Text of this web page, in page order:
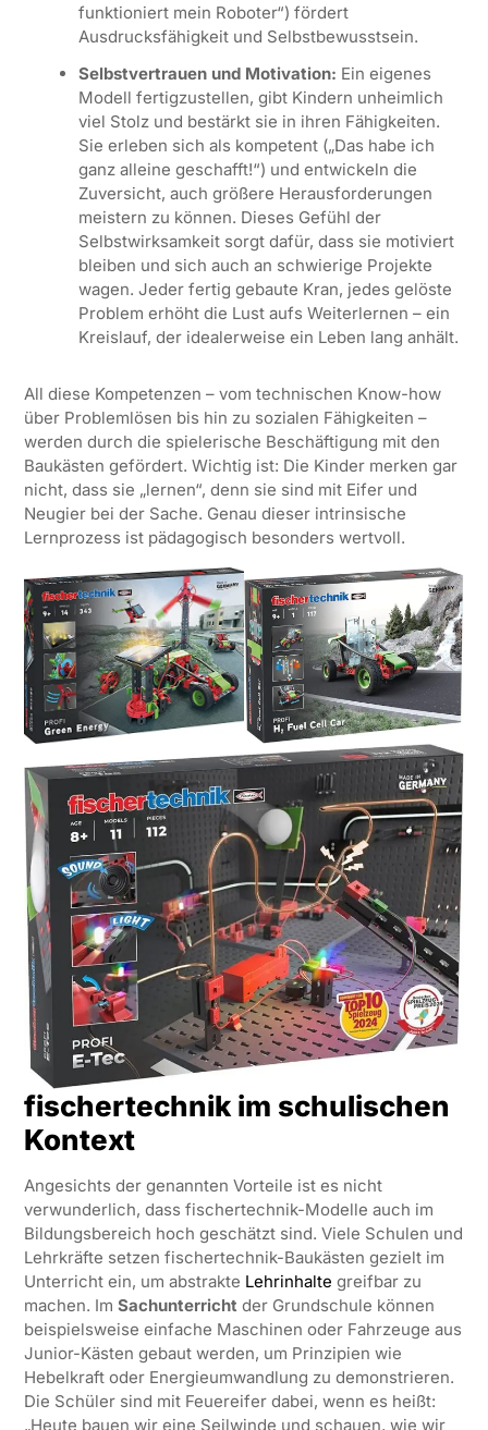
funktioniert mein Roboter“) fördert
Ausdrucksfähigkeit und Selbstbewusstsein.
Selbstvertrauen und Motivation: Ein eigenes
Modell fertigzustellen, gibt Kindern unheimlich
viel Stolz und bestärkt sie in ihren Fähigkeiten.
Sie erleben sich als kompetent („Das habe ich
ganz alleine geschafft!“) und entwickeln die
Zuversicht, auch größere Herausforderungen
meistern zu können. Dieses Gefühl der
Selbstwirksamkeit sorgt dafür, dass sie motiviert
bleiben und sich auch an schwierige Projekte
wagen. Jeder fertig gebaute Kran, jedes gelöste
Problem erhöht die Lust aufs Weiterlernen – ein
Kreislauf, der idealerweise ein Leben lang anhält.
All diese Kompetenzen – vom technischen Know-how
über Problemlösen bis hin zu sozialen Fähigkeiten –
werden durch die spielerische Beschäftigung mit den
Baukästen gefördert. Wichtig ist: Die Kinder merken gar
nicht, dass sie „lernen“, denn sie sind mit Eifer und
Neugier bei der Sache. Genau dieser intrinsische
Lernprozess ist pädagogisch besonders wertvoll.
fischertechnik im schulischen
Kontext
Angesichts der genannten Vorteile ist es nicht
verwunderlich, dass fischertechnik-Modelle auch im
Bildungsbereich hoch geschätzt sind. Viele Schulen und
Lehrkräfte setzen fischertechnik-Baukästen gezielt im
Unterricht ein, um abstrakte Lehrinhalte greifbar zu
machen. Im Sachunterricht der Grundschule können
beispielsweise einfache Maschinen oder Fahrzeuge aus
Junior-Kästen gebaut werden, um Prinzipien wie
Hebelkraft oder Energieumwandlung zu demonstrieren.
Die Schüler sind mit Feuereifer dabei, wenn es heißt:
„Heute bauen wir eine Seilwinde und schauen, wie wir